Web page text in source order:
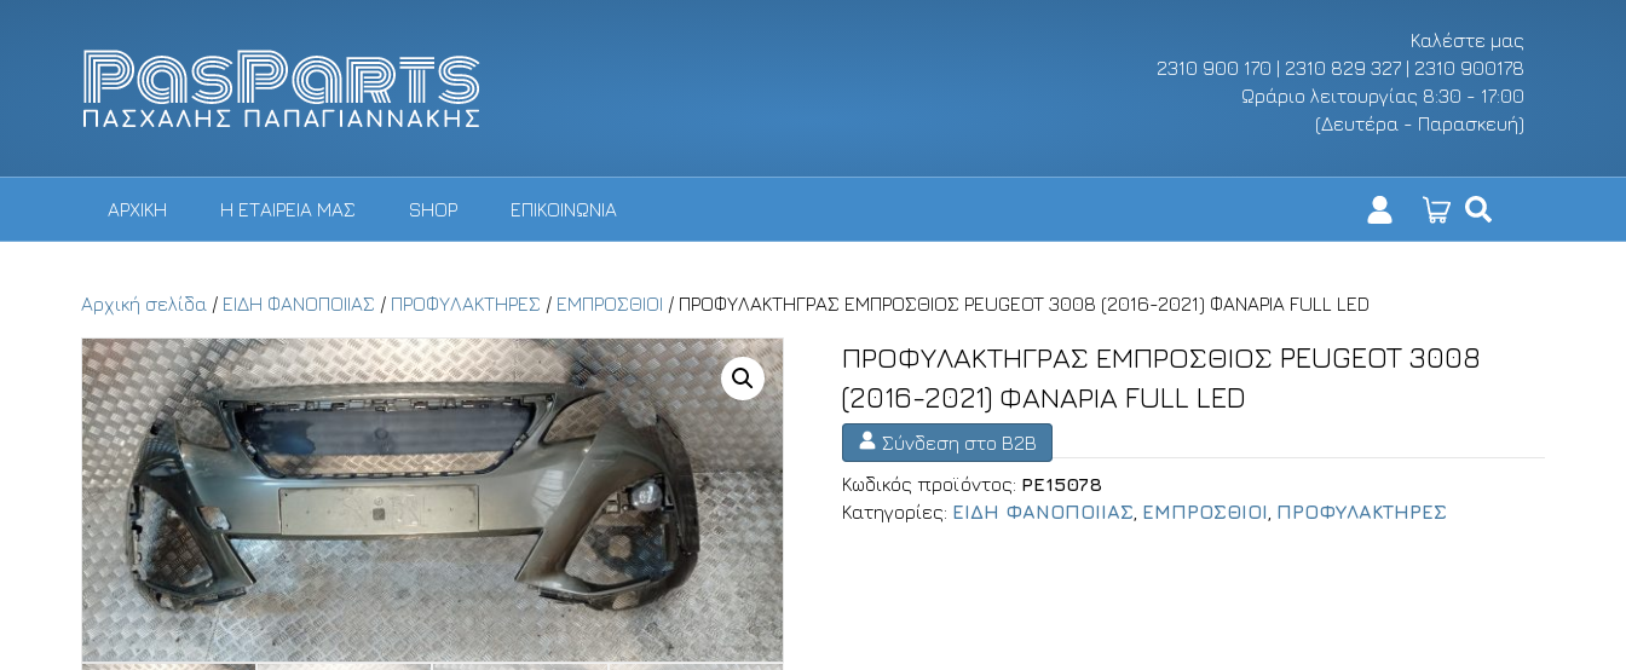
Καλέστε μας
2310 900 170 | 2310 829 327 | 2310 900178
Ωράριο λειτουργίας 8:30 - 17:00
(Δευτέρα - Παρασκευή)
ΑΡΧΙΚΗ Η ΕΤΑΙΡΕΙΑ ΜΑΣ SHOP ΕΠΙΚΟΙΝΩΝΙΑ
Αρχική σελίδα / ΕΙΔΗ ΦΑΝΟΠΟΙΙΑΣ / ΠΡΟΦΥΛΑΚΤΗΡΕΣ / ΕΜΠΡΟΣΘΙΟΙ / ΠΡΟΦΥΛΑΚΤΗΓΡΑΣ ΕΜΠΡΟΣΘΙΟΣ PEUGEOT 3008 (2016-2021) ΦΑΝΑΡΙΑ FULL LED
ΠΡΟΦΥΛΑΚΤΗΓΡΑΣ ΕΜΠΡΟΣΘΙΟΣ PEUGEOT 3008
(2016-2021) ΦΑΝΑΡΙΑ FULL LED
Σύνδεση στο B2B
Κωδικός προϊόντος: PE15078
Κατηγορίες: ΕΙΔΗ ΦΑΝΟΠΟΙΙΑΣ ΕΜΠΡΟΣΘΙΟΙ ΠΡΟΦΥΛΑΚΤΗΡΕΣ